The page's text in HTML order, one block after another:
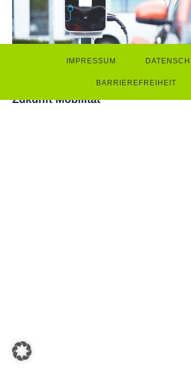
Zukunft Mobilität
IMPRESSUM
BARRIEREFREIHEIT